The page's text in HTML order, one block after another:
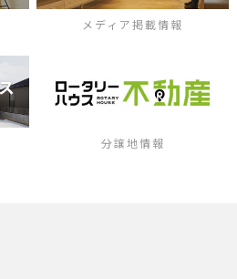
メディア掲載情報
分譲地情報